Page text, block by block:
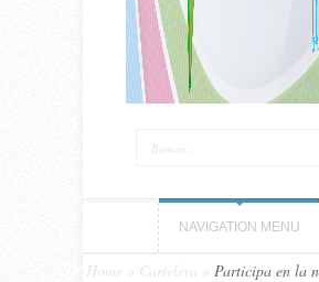
NAVIGATION MENU
Home Cartelera
Participa en la